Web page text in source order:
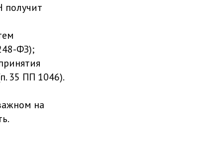
получит
ФЗ);
35 ПП 1046).
на